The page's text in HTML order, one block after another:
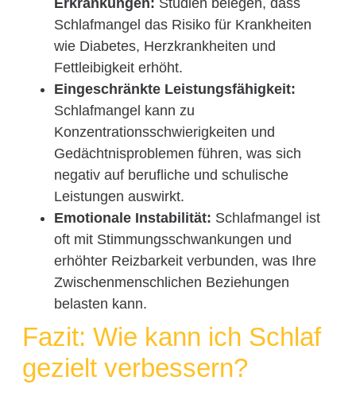
Schlafmangel das Risiko für Krankheiten
wie Diabetes, Herzkrankheiten und
Fettleibigkeit erhöht.
Eingeschränkte Leistungsfähigkeit:
Schlafmangel kann zu
Konzentrationsschwierigkeiten und
Gedächtnisproblemen führen, was sich
negativ auf berufliche und schulische
Leistungen auswirkt.
Emotionale Instabilität: Schlafmangel ist
oft mit Stimmungsschwankungen und
erhöhter Reizbarkeit verbunden, was Ihre
Zwischenmenschlichen Beziehungen
belasten kann.
Fazit: Wie kann ich Schlaf
gezielt verbessern?